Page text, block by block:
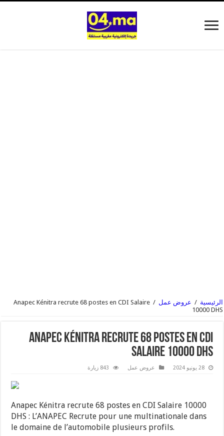
الرئيسية / عروض عمل /
Anapec Kénitra recrute 68 postes en CDI Salaire
10000 DHS
Anapec Kénitra recrute 68 postes en CDI
Salaire 10000 DHS
28 يونيو 2024 عروض عمل 843 زيارة
Anapec Kénitra recrute 68 postes en CDI Salaire 10000
DHS : L’ANAPEC Recrute pour une multinationale dans
le domaine de l’automobile plusieurs profils.